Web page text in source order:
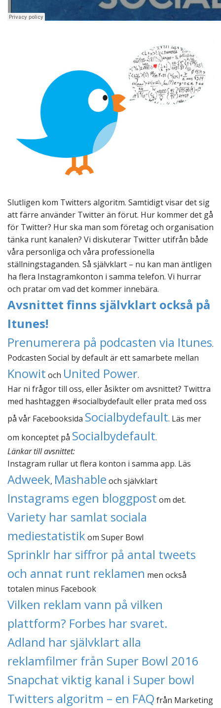
Slutligen kom Twitters algoritm. Samtidigt visar det sig
att färre använder Twitter än förut. Hur kommer det gå
för Twitter? Hur ska man som företag och organisation
tänka runt kanalen? Vi diskuterar Twitter utifrån både
våra personliga och våra professionella
ställningstaganden. Så självklart – nu kan man äntligen
ha flera Instagramkonton i samma telefon. Vi hurrar
och pratar om vad det kommer innebära.
Avsnittet finns självklart också på
Itunes!
Prenumerera på podcasten via Itunes.
Podcasten Social by default är ett samarbete mellan
Knowit och United Power.
Har ni frågor till oss, eller åsikter om avsnittet? Twittra
med hashtaggen #socialbydefault eller prata med oss
på vår Facebooksida Socialbydefault. Läs mer
om konceptet på Socialbydefault.
Länkar till avsnittet:
Instagram rullar ut flera konton i samma app. Läs
Adweek, Mashable och självklart
Instagrams egen bloggpost om det.
Variety har samlat sociala
mediestatistikom Super Bowl
Sprinklr har siffror på antal tweets
och annat runt reklamen men också
totalen minus Facebook
Vilken reklam vann på vilken
plattform? Forbes har svaret.
Adland har självklart alla
reklamfilmer från Super Bowl 2016
Snapchat viktig kanal i Super bowl
Twitters algoritm – en FAQ från Marketing